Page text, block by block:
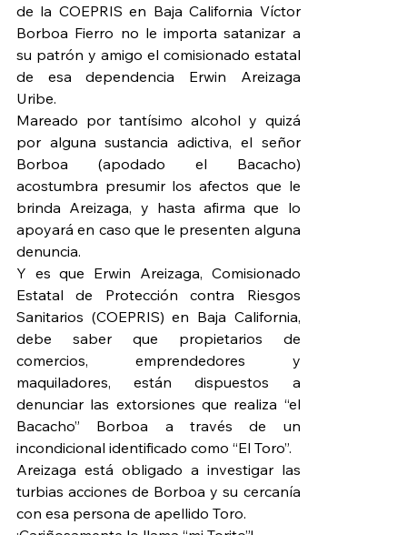
de la COEPRIS en Baja California Víctor
Borboa Fierro no le importa satanizar a
su patrón y amigo el comisionado estatal
de esa dependencia Erwin Areizaga
Uribe.
Mareado por tantísimo alcohol y quizá
por alguna sustancia adictiva, el señor
Borboa (apodado el Bacacho)
acostumbra presumir los afectos que le
brinda Areizaga, y hasta afirma que lo
apoyará en caso que le presenten alguna
denuncia.
Y es que Erwin Areizaga, Comisionado
Estatal de Protección contra Riesgos
Sanitarios (COEPRIS) en Baja California,
debe saber que propietarios de
comercios, emprendedores y
maquiladores, están dispuestos a
denunciar las extorsiones que realiza “el
Bacacho” Borboa a través de un
incondicional identificado como “El Toro”.
Areizaga está obligado a investigar las
turbias acciones de Borboa y su cercanía
con esa persona de apellido Toro.